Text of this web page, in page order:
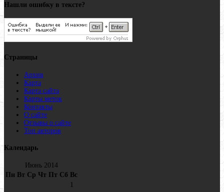
Нашли ошибку в тексте?
Страницы
Архив
Карта
Карта сайта
Карты меток
Контакты
О сайте
Отзывы о сайте
Топ авторов
Календарь
Июнь 2014
Пн Вт Ср Чт Пт Сб Вс
1